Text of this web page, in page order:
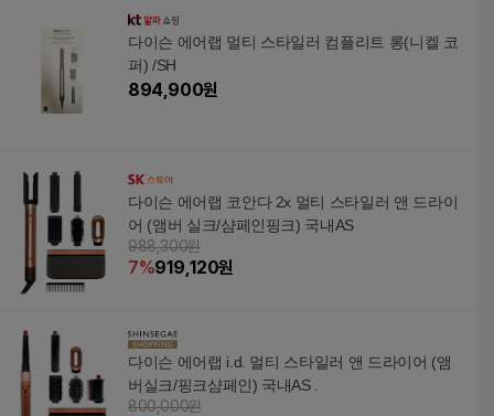
다이슨 에어랩 멀티 스타일러 컴플리트 롱(니켈 코
퍼) /SH
894,900원
다이슨 에어랩 코안다 2x 멀티 스타일러 앤 드라이
어 (앰버 실크/샴페인핑크) 국내AS
988,300원
7%919,120원
다이슨 에어랩 i.d. 멀티 스타일러 앤 드라이어 (앰
버실크/핑크샴페인) 국내AS .
800,000원